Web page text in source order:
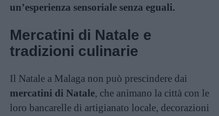
un’esperienza sensoriale senza eguali.
Mercatini di Natale e
tradizioni culinarie
Il Natale a Malaga non può prescindere dai
mercatini di Natale, che animano la città con le
loro bancarelle di artigianato locale, decorazioni